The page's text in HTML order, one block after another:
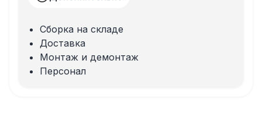
Сборка на складе
Доставка
Монтаж и демонтаж
Персонал